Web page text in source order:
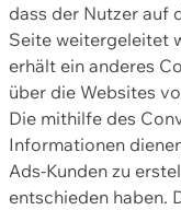
dass der Nutzer auf
Seite weitergeleitet
erhält ein anderes
über die Websites
Die mithilfe des
Informationen
Ads-Kunden zu
entschieden haben.